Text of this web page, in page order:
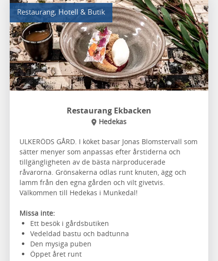
Restaurang, Hotell & Butik
Restaurang Ekbacken
Hedekas
ULKERÖDS GÅRD. I köket basar Jonas Blomstervall som
sätter menyer som anpassas efter årstiderna och
tillgängligheten av de bästa närproducerade
råvarorna. Grönsakerna odlas runt knuten, ägg och
lamm från den egna gården och vilt givetvis.
Välkommen till Hedekas i Munkedal!
Missa inte:
Ett besök i gårdsbutiken
Vedeldad bastu och badtunna
Den mysiga puben
Öppet året runt